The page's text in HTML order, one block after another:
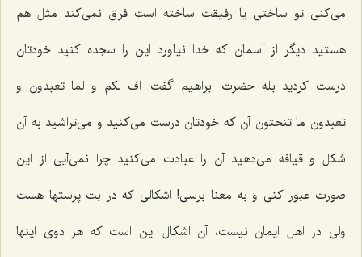
می‌كنی تو ساختی یا رفیقت ساخته است فرق نمی‌كند مثل هم
هستید دیگر از آسمان كه خدا نیاورد این را سجده كنید خودتان
درست كردید بله حضرت ابراهیم گفت: اف لكم و لما تعبدون و
تعبدون ما تنحتون آن كه خودتان درست می‌كنید و می‌تراشید به آن
شكل و قیافه می‌دهید آن را عبادت می‌كنید چرا نمی‌آیی از این
صورت عبور كنی و به معنا برسی! اشكالی كه در بت پرستها هست
ولی در اهل ایمان نیست، آن اشكال این است كه هر دوی اینها